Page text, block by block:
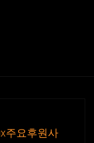
주요후원사